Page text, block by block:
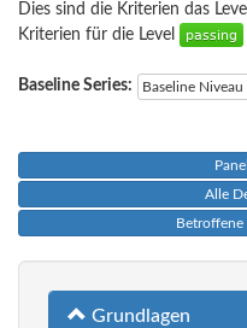
Dies sind die Kriterien das Level
Kriterien für die Level
Baseline Series: Baseline Niveau
Alle
Grundlagen